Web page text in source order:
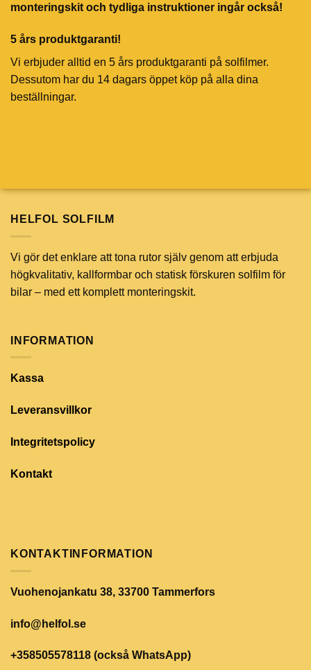
monteringskit och tydliga instruktioner ingår också!
5 års produktgaranti!
Vi erbjuder alltid en 5 års produktgaranti på solfilmer.
Dessutom har du 14 dagars öppet köp på alla dina
beställningar.
HELFOL SOLFILM
Vi gör det enklare att tona rutor själv genom att erbjuda
högkvalitativ, kallformbar och statisk förskuren solfilm för
bilar – med ett komplett monteringskit.
INFORMATION
Kassa
Leveransvillkor
Integritetspolicy
Kontakt
KONTAKTINFORMATION
Vuohenojankatu 38, 33700 Tammerfors
info@helfol.se
+358505578118 (också WhatsApp)